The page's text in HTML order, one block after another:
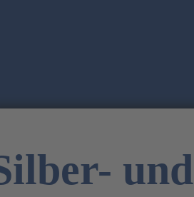
und